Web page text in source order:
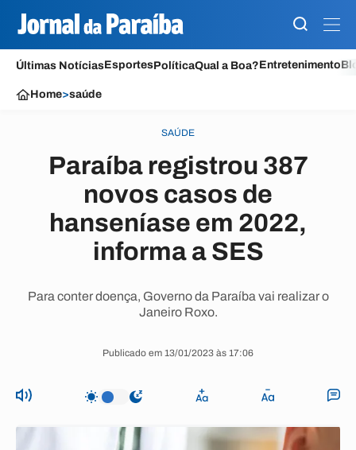
Últimas NotíciasEsportesPolíticaQual a Boa?Entretenimento
Home>saúde
SAÚDE
Paraíba registrou 387
novos casos de
hanseníase em 2022,
informa a SES
Para conter doença, Governo da Paraíba vai realizar o
Janeiro Roxo.
Publicado em 13/01/2023 às 17:06